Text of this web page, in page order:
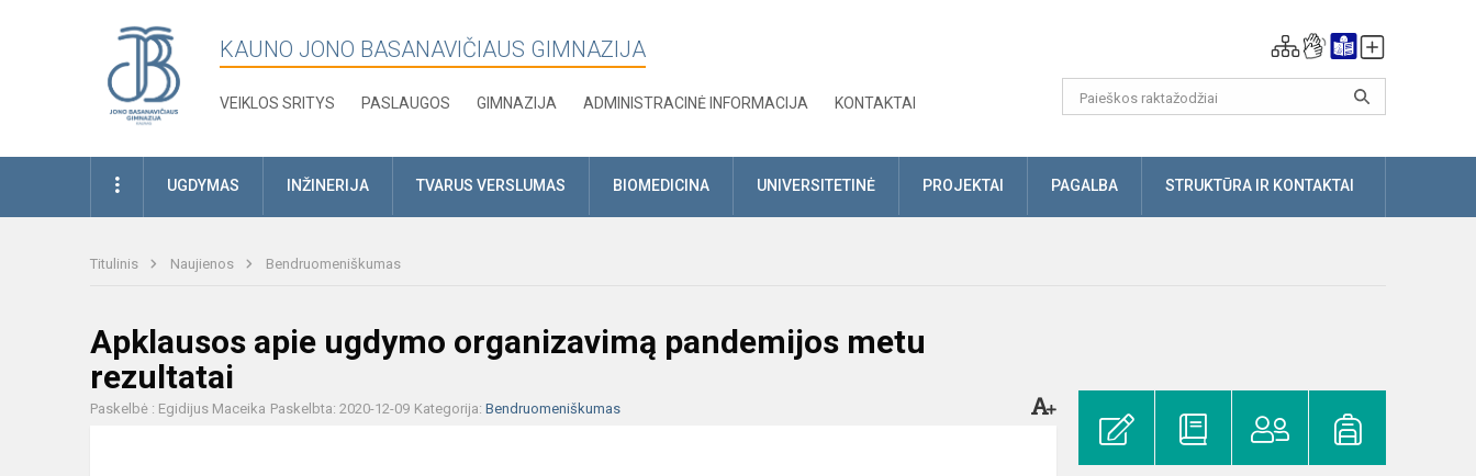
KAUNO JONO BASANAVIČIAUS GIMNAZIJA
VEIKLOS SRITYS PASLAUGOS GIMNAZIJA ADMINISTRACINĖ INFORMACIJA KONTAKTAI
UGDYMAS INŽINERIJA TVARUS VERSLUMAS BIOMEDICINA UNIVERSITETINĖ PROJEKTAI PAGALBA STRUKTŪRA IR KONTAKTAI
Titulinis Naujienos Bendruomeniškumas
Apklausos apie ugdymo organizavimą pandemijos metu
rezultatai
Paskelbė : Egidijus Maceika Paskelbta: 2020-12-09 Kategorija: Bendruomeniškumas